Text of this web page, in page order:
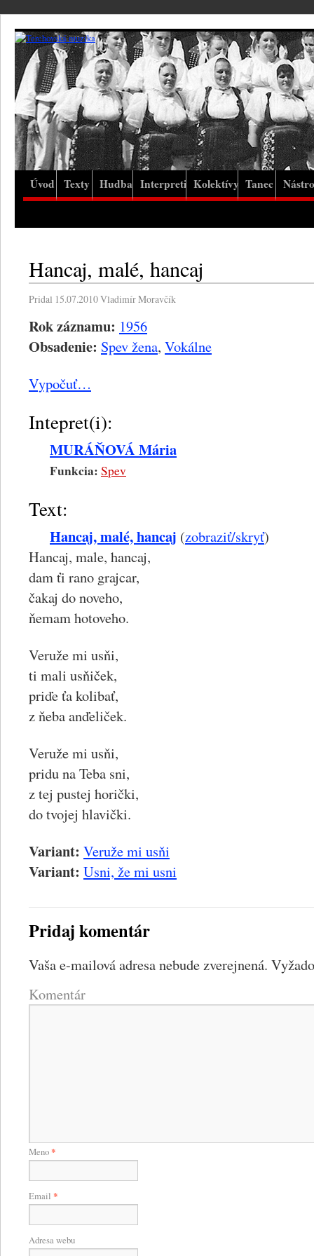
Úvod Texty Hudba Interpreti Kolektívy Tanec
Hancaj, malé, hancaj
Pridal 15.07.2010Vladimír Moravčík
Rok záznamu: 1956
Obsadenie: Spev žena, Vokálne
Vypočuť…
Intepret(i):
MURÁŇOVÁ Mária
Funkcia: Spev
Text:
Hancaj, malé, hancaj (zobraziť/skryť)
Hancaj, male, hancaj,
dam ťi rano grajcar,
čakaj do noveho,
ňemam hotoveho.
Veruže mi usňi,
ti mali usňiček,
priďe ťa kolibať,
z ňeba anďeliček.
Veruže mi usňi,
pridu na Teba sni,
z tej pustej horički,
do tvojej hlavički.
Variant: Veruže mi usňi
Variant: Usni, že mi usni
Pridaj komentár
Vaša e-mailová adresa nebude zverejnená.
Komentár
Meno*
Email *
Adresa webu